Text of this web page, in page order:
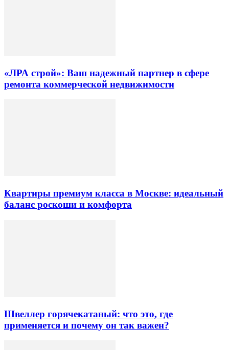
«ЛРА строй»: Ваш надежный партнер в сфере
ремонта коммерческой недвижимости
Квартиры премиум класса в Москве: идеальный
баланс роскоши и комфорта
Швеллер горячекатаный: что это, где
применяется и почему он так важен?